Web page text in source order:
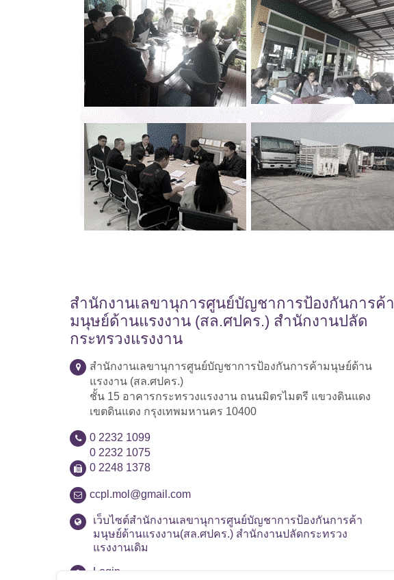
สำนักงานเลขานุการศูนย์บัญชาการป้องกันการค้า
มนุษย์ด้านแรงงาน (สล.ศปคร.) สำนักงานปลัด
กระทรวงแรงงาน
สำนักงานเลขานุการศูนย์บัญชาการป้องกันการค้ามนุษย์ด้าน
แรงงาน (สล.ศปคร.)
ชั้น 15 อาคารกระทรวงแรงงาน ถนนมิตรไมตรี แขวงดินแดง
เขตดินแดง กรุงเทพมหานคร 10400
0 2232 1099
0 2232 1075
0 2248 1378
ccpl.mol@gmail.com
เว็บไซต์สำนักงานเลขานุการศูนย์บัญชาการป้องกันการค้า
มนุษย์ด้านแรงงาน(สล.ศปคร.) สำนักงานปลัดกระทรวง
แรงงานเดิม
Login